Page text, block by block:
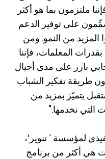
منذ 42 سنة، فإننا ملتزمون بما هو أكثر
على توفير الدعم
المزيد من النمو. ومن
بقدرات المعلمات، فإننا
بارز على مدى أجيال
طريقة تفكير الشباب
يتميّز بمزيد من
التي نخدمها."
لمؤسسة ’ تنوير‘،
هي أكثر من برنامج